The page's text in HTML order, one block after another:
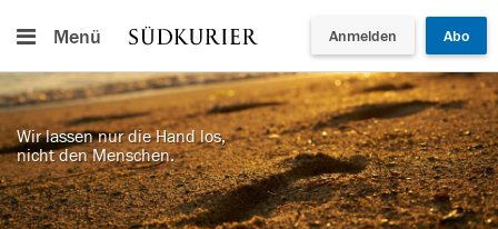
Menü Anmelden Abo
Wir lassen nur die Hand los,
nicht den Menschen.